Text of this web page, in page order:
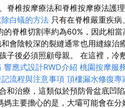
脊椎按摩療法和脊椎按摩療法護理
白蟻的方法 只有在脊椎嚴重疾
的脊椎切割率約為60%，因此相當
會陰較深的裂縫通常也用縫線治
子後必須照顧母親。 在這裡，冷
響應式設計RWD介紹 桃園按摩服
流程與注意事項 頂樓漏水修復專
和治療，這類似於預防骨盆底凹
媽主要擔心的是，大壩可能會在